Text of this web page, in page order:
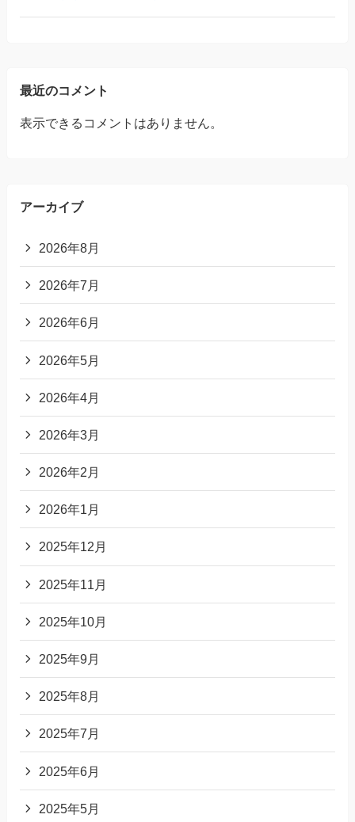
最近のコメント
表示できるコメントはありません。
アーカイブ
2026年8月
2026年7月
2026年6月
2026年5月
2026年4月
2026年3月
2026年2月
2026年1月
2025年12月
2025年11月
2025年10月
2025年9月
2025年8月
2025年7月
2025年6月
2025年5月